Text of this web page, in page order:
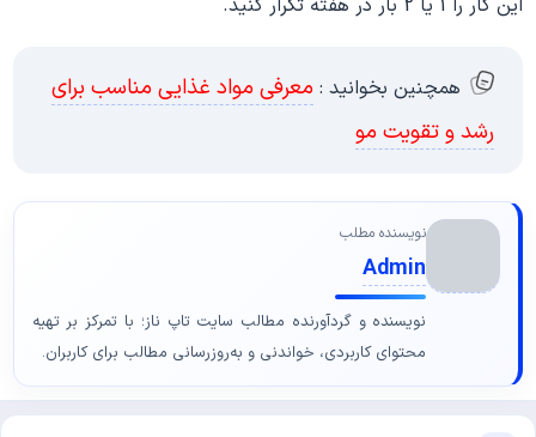
این کار را 1 یا 2 بار در هفته تکرار کنید.
همچنین بخوانید : معرفی مواد غذایی مناسب برای
رشد و تقویت مو
نویسنده مطلب
Admin
نویسنده و گردآورنده مطالب سایت تاپ ناز؛ با تمرکز بر تهیه
محتوای کاربردی، خواندنی و به‌روزرسانی مطالب برای کاربران.